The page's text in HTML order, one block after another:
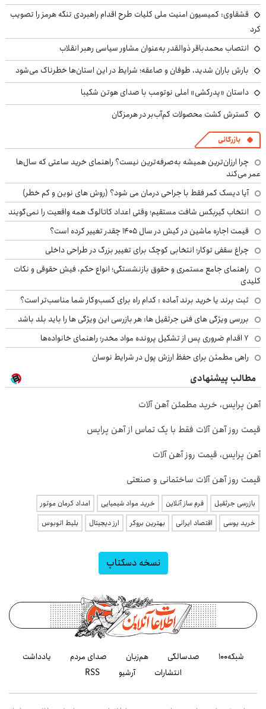
قشقاوی: کمیسیون امنیت ملی کلیات طرح اقدام راهبردی تنگه هرمز را تصویب
کرد
انتصاب محمدباقر ذوالقدر به‌عنوان مشاور سیاسی رهبر انقلاب
بارش باران شدید، طوفان و صاعقه؛ شرایط در این استان‌ها خطرناک می‌شود
داستان «پدرکشی» املی نوتومب با صدای هوتن شکیبا
گسترش کشت محصولات کم‌آب‌بر در هرمزگان
بازرگانی
چرا ارزان‌ترین همیشه به‌صرفه‌ترین نیست؟ راهنمای خرید ساعتی که سال‌ها
عمر می‌کند
آیا دیسک کمر فقط با جراحی درمان می شود؟ (روش های نوین و کم خطر)
انتخاب گیربکس شافت مستقیم؛ وقتی اعداد کاتالوگ همه واقعیت را نمی‌گویند
قیمت اجاره ماشین در کیش در سال ۱۴۰۵ چقدر تغییر کرده است؟
چراغ سقفی توکار؛ انتخابی کوچک برای تغییر بزرگ در طراحی داخلی
راهنمای جامع مستمری و حقوق بازنشستگی؛ انواع حکم، فیش حقوقی و نکات
کلیدی
ثبت برند یا خرید برند آماده : کدام راه برای کسب‌وکار شما مناسب‌تر است؟
بررسی ویژگی های فنی جرثقیل ها: هر بازرسی این ویژگی ها را باید بلد باشد
۷ اقدام ضروری پس از تشکیل پرونده مواد مخدر؛ راهنمای خانواده‌ها
راهی مطمئن برای حفظ ارزش پول در شرایط نوسان
مطالب پیشنهادی
آهن پرایس، خرید مطمئن آهن آلات
قیمت روز آهن آلات فقط با یک تماس از آهن پرایس
آهن پرایس، قیمت روز آهن آلات
قیمت روز آهن آلات ساختمانی و صنعتی
بازرسی جرثقیل فرم ساز آنلاین خرید مواد شیمیایی
امداد کرمان موتور
خرید یوسی
اقتصاد ایرانی بهترین بروکر ارز دیجیتال بلیط اتوبوس
نسخه دسکتاپ
شبکه۱۰۰ صدسالگی هم‌زبان صدای مردم
یادداشت
انتشارات
آرشیو RSS